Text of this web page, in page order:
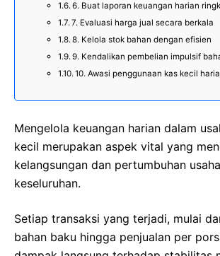
6. Buat laporan keuangan harian
7. Evaluasi harga jual secara berkala
8. Kelola stok bahan dengan efisien
9. Kendalikan pembelian impulsif
10. Awasi penggunaan kas kecil
Mengelola keuangan harian dalam
kecil merupakan aspek vital yang
kelangsungan dan pertumbuhan
keseluruhan.
Setiap transaksi yang terjadi, mulai
bahan baku hingga penjualan per